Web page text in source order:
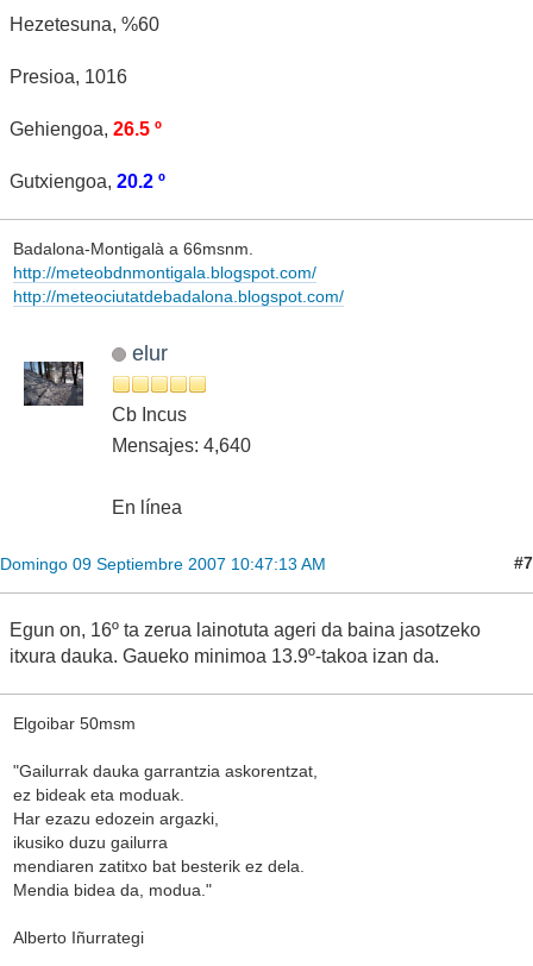
Hezetesuna, %60
Presioa, 1016
Gehiengoa, 26.5 º
Gutxiengoa, 20.2 º
Badalona-Montigalà a 66msnm.
http://meteobdnmontigala.blogspot.com/
http://meteociutatdebadalona.blogspot.com/
elur
Cb Incus
Mensajes: 4,640
En línea
Domingo 09 Septiembre 2007 10:47:13 AM #7
Egun on, 16º ta zerua lainotuta ageri da baina jasotzeko
itxura dauka. Gaueko minimoa 13.9º-takoa izan da.
Elgoibar 50msm
"Gailurrak dauka garrantzia askorentzat,
ez bideak eta moduak.
Har ezazu edozein argazki,
ikusiko duzu gailurra
mendiaren zatitxo bat besterik ez dela.
Mendia bidea da, modua."
Alberto Iñurrategi